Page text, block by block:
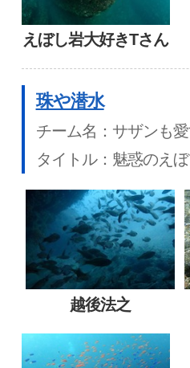
えぼし岩大好きTさん
珠や潜水
チーム名：サザンも
タイトル：魅惑のえ
越後法之